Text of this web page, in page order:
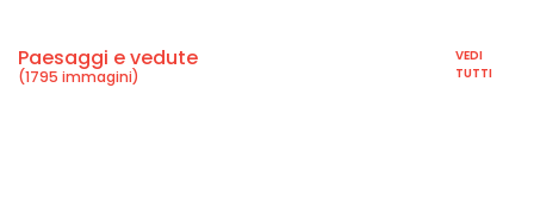
Paesaggi e vedute
(1795 immagini)
VEDI
TUTTI